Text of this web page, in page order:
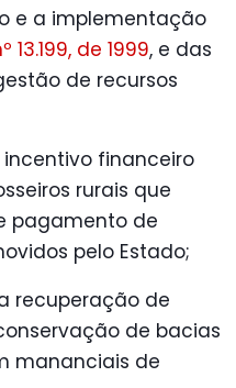
e a implementação
13.199, de 1999, e das
de recursos
financeiro
rurais que
pagamento de
pelo Estado;
recuperação de
de bacias
mananciais de